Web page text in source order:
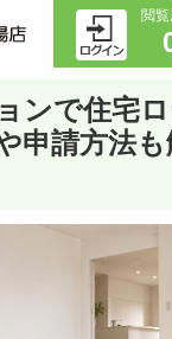
閲
ンで住宅
申請方法